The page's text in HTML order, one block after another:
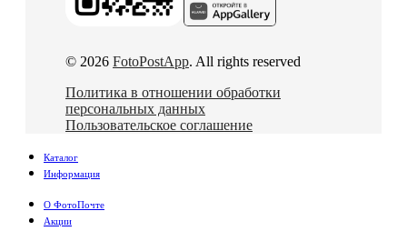
© 2026 FotoPostApp. All rights reserved
Политика в отношении обработки
персональных данных
Пользовательское соглашение
Каталог
Информация
О ФотоПочте
Акции